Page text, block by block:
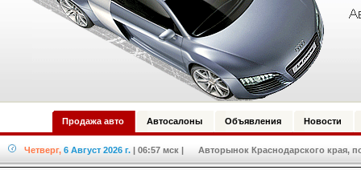
Продажа авто Автосалоны Объявления Новости
Четверг, 6 Август 2026 г. | 06:57 мск | Авторынок Краснодарского края,